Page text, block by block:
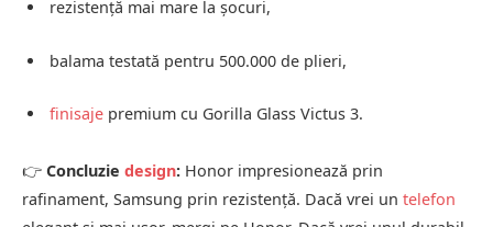
rezistență mai mare la șocuri,
balama testată pentru 500.000 de plieri,
finisaje premium cu Gorilla Glass Victus 3.
👉 Concluzie design: Honor impresionează prin
rafinament, Samsung prin rezistență. Dacă vrei un telefon